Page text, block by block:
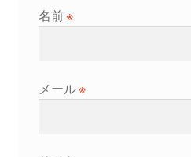
名前※
メール※